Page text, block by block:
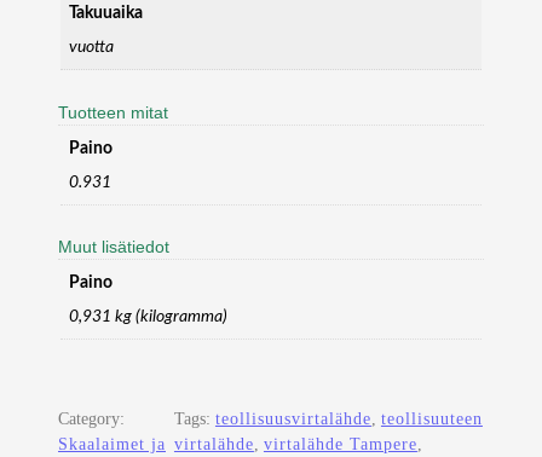
E
U
L
Y
Takuuaika
vuotta
Tuotteen mitat
Paino
0.931
Muut lisätiedot
Paino
0,931 kg (kilogramma)
Category:
Skaalaimet ja
Tags: teollisuusvirtalähde teollisuuteen
virtalähde virtalähde Tampere